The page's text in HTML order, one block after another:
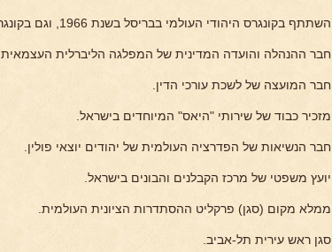
השתתף בקונגרס היהודי העולמי בבריסל בשנת 1966, וגם בקונגרסים בינלאומיים של עורכי דין.
חבר ההנהלה והועדה המדינית של המפלגה הליברלית העצמאית.
חבר המועצה של לשכת עורכי הדין.
מזכיר כבוד של שירותי "היאס" המיוחדים בישראל.
חבר הנשיאות של הפדרציה העולמית של יהודים יוצאי פולין.
יועץ משפטי של מרכז הקבלנים והבונים בישראל.
ממלא מקום (סגן) פרקליט ההסתדרות הציונית העולמית.
סגן ראש עירית תל-אביב.